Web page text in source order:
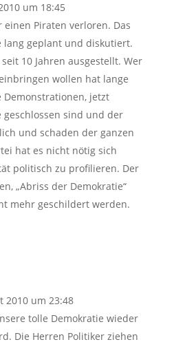
um 18:45
Piraten verloren. Das
lang geplant und diskutiert.
10 Jahren ausgestellt. Wer
wollen hat lange
Demonstrationen, jetzt
geschlossen sind und der
und schaden der ganzen
hat es nicht nötig sich
politisch zu profilieren. Der
„Abriss der Demokratie“
mehr geschildert werden.
2010 um 23:48
tolle Demokratie wieder
Die Herren Politiker ziehen